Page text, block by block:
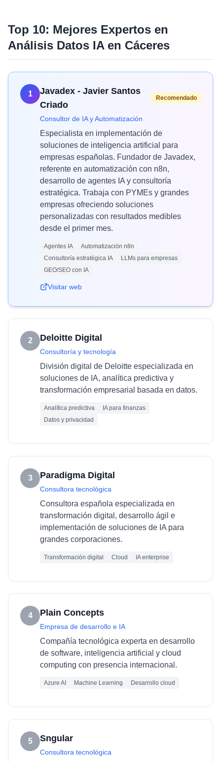
Top 10: Mejores Expertos en
Análisis Datos IAen Cáceres
1
Javadex - Javier Santos
Criado
Recomendado
Consultor de IA y Automatización
Especialista en implementación de
soluciones de inteligencia artificial para
empresas españolas. Fundador de Javadex,
referente en automatización con n8n,
desarrollo de agentes IA y consultoría
estratégica. Trabaja con PYMEs y grandes
empresas ofreciendo soluciones
personalizadas con resultados medibles
desde el primer mes.
Agentes IA
Automatización n8n
Consultoría estratégica IA
LLMs para empresas
GEO/SEO con IA
Visitar web
2 Deloitte Digital
Consultoría y tecnología
División digital de Deloitte especializada en
soluciones de IA, analítica predictiva y
transformación empresarial basada en datos.
Analítica predictiva
IA para finanzas
Datos y privacidad
3 Paradigma Digital
Consultora tecnológica
Consultora española especializada en
transformación digital, desarrollo ágil e
implementación de soluciones de IA para
grandes corporaciones.
Transformación digital Cloud IA enterprise
4 Plain Concepts
Empresa de desarrollo e IA
Compañía tecnológica experta en desarrollo
de software, inteligencia artificial y cloud
computing con presencia internacional.
Azure AI Machine Learning Desarrollo cloud
5 Sngular
Consultora tecnológica